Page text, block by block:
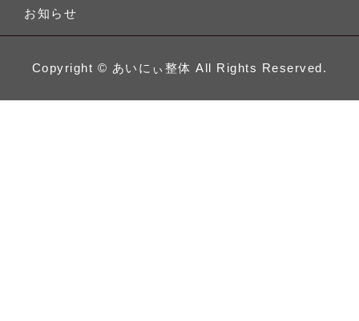
お知らせ
Copyright © あいにぃ整体 All Rights Reserved.